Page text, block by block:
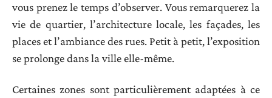
vous prenez le temps d’observer. Vous remarquerez la
vie de quartier, l’architecture locale, les façades, les
places et l’ambiance des rues. Petit à petit, l’exposition
se prolonge dans la ville elle-même.
Certaines zones sont particulièrement adaptées à ce